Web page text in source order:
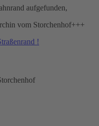
aufgefunden,
vom Storchenhof+++
!